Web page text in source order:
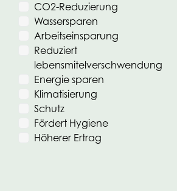
CO2-Reduzierung
Wassersparen
Arbeitseinsparung
Reduziert
lebensmitelverschwendung
Energie sparen
Klimatisierung
Schutz
Fördert Hygiene
Höherer Ertrag